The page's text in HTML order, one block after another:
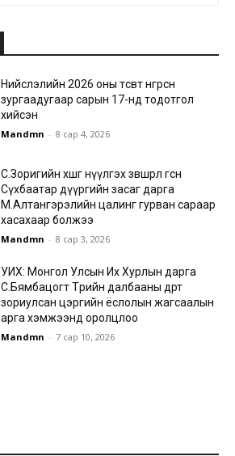
Нийслэлийн 2026 оны төсөвт өнгөрсөн
зургаадугаар сарын 17-нд тодотгол
хийсэн
Mandmn - 8 сар 4, 2026
С.Зоригийн хөшөөг нүүлгэх зөвшөөрөл өгсөн
Сүхбаатар дүүргийн засаг дарга
М.Алтангэрэлийн цалинг гурван сараар
хасахаар болжээ
Mandmn - 8 сар 3, 2026
УИХ: Монгол Улсын Их Хурлын дарга
С.Бямбацогт Төрийн далбааны өдөрт
зориулсан цэргийн ёслолын жагсаалын
арга хэмжээнд оролцлоо
Mandmn - 7 сар 10, 2026